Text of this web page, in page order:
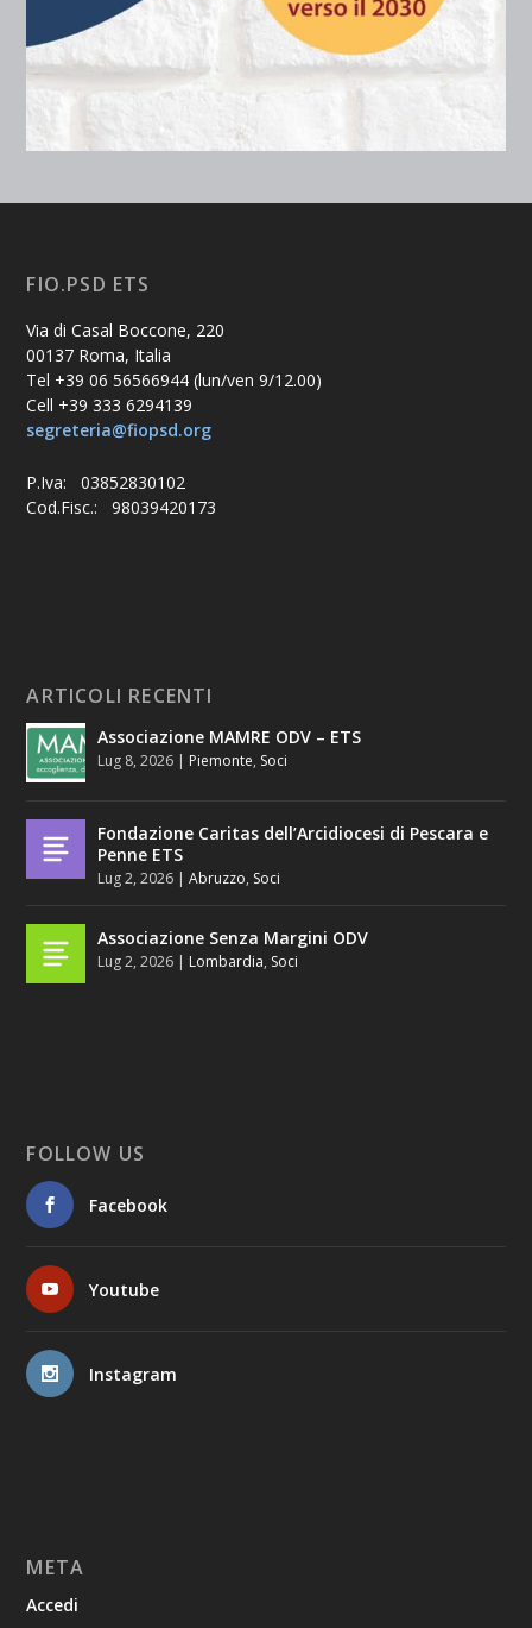
FIO.PSD ETS
Via di Casal Boccone, 220
00137 Roma, Italia
Tel +39 06 56566944 (lun/ven 9/12.00)
Cell +39 333 6294139
segreteria@fiopsd.org
P.Iva: 03852830102
Cod.Fisc.: 98039420173
ARTICOLI RECENTI
Associazione MAMRE ODV – ETS
Lug 8, 2026 | Piemonte, Soci
Fondazione Caritas dell’Arcidiocesi di Pescara e
Penne ETS
Lug 2, 2026 |Abruzzo, Soci
Associazione Senza Margini ODV
Lug 2, 2026 | Lombardia, Soci
FOLLOW US
Facebook
Youtube
Instagram
META
Accedi